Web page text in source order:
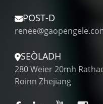
POST-D
SEÒLADH
280 Weier 20mh
Roinn Zhejiang